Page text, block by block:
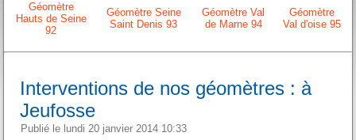
Géomètre
Hauts de Seine
92
Géomètre Seine
Saint Denis 93
Géomètre Val
de Marne 94
Géomètre
Val d'oise 95
Interventions de nos géomètres : à
Jeufosse
Publié le lundi 20 janvier 2014 10:33